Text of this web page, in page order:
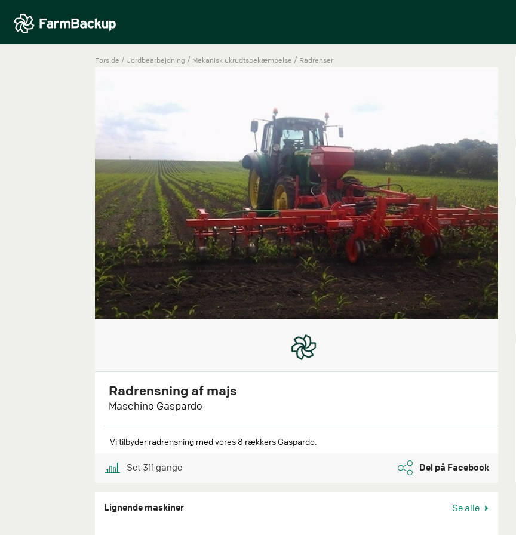
Forside / Jordbearbejdning / Mekanisk ukrudtsbekæmpelse / Radrenser
Radrensning af majs
Maschino Gaspardo
Vi tilbyder radrensning med vores 8 rækkers Gaspardo.
Set 311 gange Del på Facebook
Lignende maskiner Se alle